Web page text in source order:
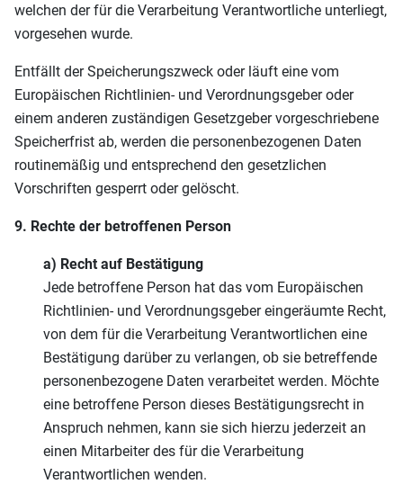
welchen der für die Verarbeitung Verantwortliche unterliegt,
vorgesehen wurde.
Entfällt der Speicherungszweck oder läuft eine vom
Europäischen Richtlinien- und Verordnungsgeber oder
einem anderen zuständigen Gesetzgeber vorgeschriebene
Speicherfrist ab, werden die personenbezogenen Daten
routinemäßig und entsprechend den gesetzlichen
Vorschriften gesperrt oder gelöscht.
9. Rechte der betroffenen Person
a) Recht auf Bestätigung
Jede betroffene Person hat das vom Europäischen
Richtlinien- und Verordnungsgeber eingeräumte Recht,
von dem für die Verarbeitung Verantwortlichen eine
Bestätigung darüber zu verlangen, ob sie betreffende
personenbezogene Daten verarbeitet werden. Möchte
eine betroffene Person dieses Bestätigungsrecht in
Anspruch nehmen, kann sie sich hierzu jederzeit an
einen Mitarbeiter des für die Verarbeitung
Verantwortlichen wenden.